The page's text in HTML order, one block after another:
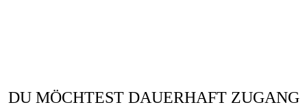
DU MÖCHTEST DAUERHAFT ZUGANG